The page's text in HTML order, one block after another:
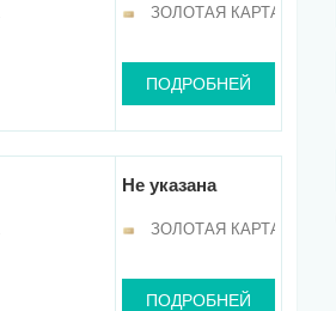
ЗОЛОТАЯ КАРТА
ПОДРОБНЕЙ
Не указана
ЗОЛОТАЯ КАРТА
ПОДРОБНЕЙ